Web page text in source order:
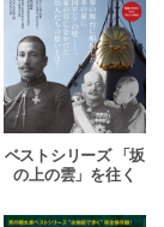
ベストシリーズ 「坂
の上の雲」を往く